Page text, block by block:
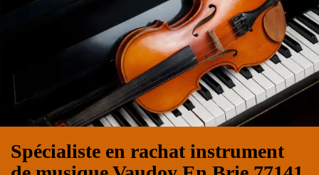
Spécialiste en rachat instrument